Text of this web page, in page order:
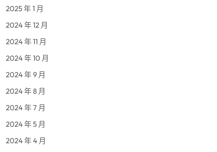
2025 年 1 月
2024 年 12 月
2024 年 11 月
2024 年 10 月
2024 年 9 月
2024 年 8 月
2024 年 7 月
2024 年 5 月
2024 年 4 月